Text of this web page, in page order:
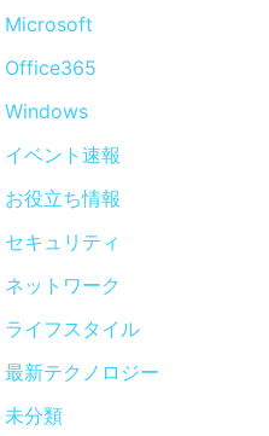
Microsoft
Office365
Windows
イベント速報
お役立ち情報
セキュリティ
ネットワーク
ライフスタイル
最新テクノロジー
未分類